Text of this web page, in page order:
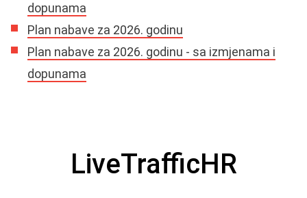
dopunama
Plan nabave za 2026. godinu
Plan nabave za 2026. godinu - sa izmjenama i
dopunama
LiveTrafficHR